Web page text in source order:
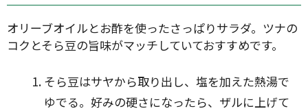
オリーブオイルとお酢を使ったさっぱりサラダ。ツナの
コクとそら豆の旨味がマッチしていておすすめです。
そら豆はサヤから取り出し、塩を加えた熱湯で
ゆでる。好みの硬さになったら、ザルに上げて